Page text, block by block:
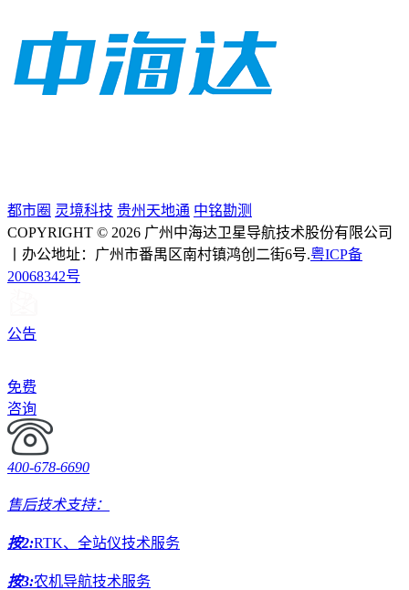
都市圈 灵境科技 贵州天地通 中铭勘测
COPYRIGHT © 2026 广州中海达卫星导航技术股份有限公司
丨办公地址：广州市番禺区南村镇鸿创二街6号.粤ICP备
20068342号
公告
免费
咨询
400-678-6690
售后技术支持：
按2:RTK、全站仪技术服务
按3:农机导航技术服务